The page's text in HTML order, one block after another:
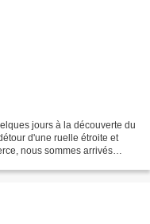
jours à la découverte du
d'une ruelle étroite et
nous sommes arrivés